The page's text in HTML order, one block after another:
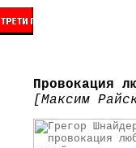
Провокация
[Максим